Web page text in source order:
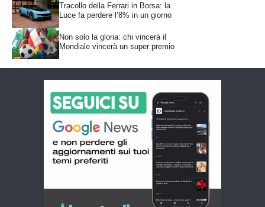
Tracollo della Ferrari in Borsa: la
Luce fa perdere l’8% in un giorno
Non solo la gloria: chi vincerà il
Mondiale vincerà un super premio